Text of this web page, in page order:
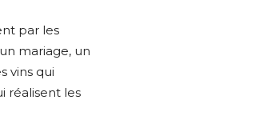
par les
mariage, un
vins qui
réalisent les